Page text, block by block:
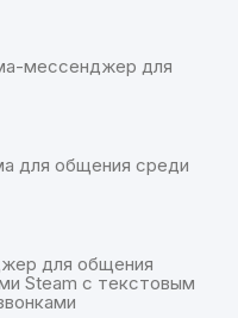
мессенджер для
для общения среди
для общения
Steam с текстовым